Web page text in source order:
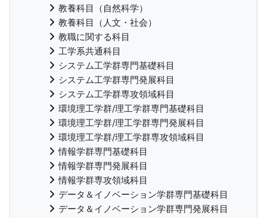
教養科目（自然科学）
教養科目（人文・社会）
教職に関する科目
工学系共通科目
システム工学群専門基礎科目
システム工学群専門発展科目
システム工学群専攻領域科目
環境理工学群/理工学群専門基礎科目
環境理工学群/理工学群専門発展科目
環境理工学群/理工学群専攻領域科目
情報学群専門基礎科目
情報学群専門発展科目
情報学群専攻領域科目
データ＆イノベーション学群専門基礎科目
データ＆イノベーション学群専門発展科目